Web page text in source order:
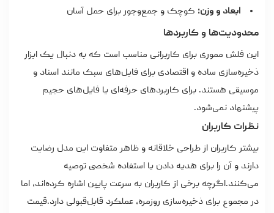
ابعاد و وزن: کوچک و جمع‌وجور برای حمل آسان
محدودیت‌ها و کاربردها
این فلش مموری برای کاربرانی مناسب است که به دنبال یک ابزار
ذخیره‌سازی ساده و اقتصادی برای فایل‌های سبک مانند اسناد و
موسیقی هستند. برای کاربردهای حرفه‌ای یا فایل‌های حجیم
پیشنهاد نمی‌شود.
نظرات کاربران
بیشتر کاربران از طراحی خلاقانه و ظاهر متفاوت این مدل رضایت
دارند و آن را برای هدیه دادن یا استفاده شخصی توصیه
می‌کنند.اگرچه برخی از کاربران به سرعت پایین اشاره کرده‌اند، اما
در مجموع برای ذخیره‌سازی روزمره، عملکرد قابل‌قبولی دارد.قیمت